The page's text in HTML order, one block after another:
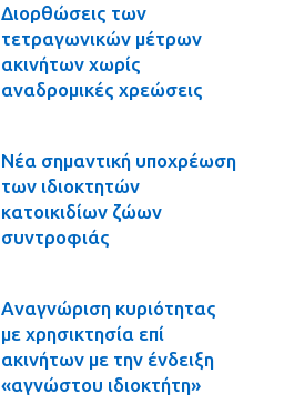
Διορθώσεις των
τετραγωνικών μέτρων
ακινήτων χωρίς
αναδρομικές χρεώσεις
Νέα σημαντική υποχρέωση
των ιδιοκτητών
κατοικιδίων ζώων
συντροφιάς
Αναγνώριση κυριότητας
με χρησικτησία επί
ακινήτων με την ένδειξη
«αγνώστου ιδιοκτήτη»